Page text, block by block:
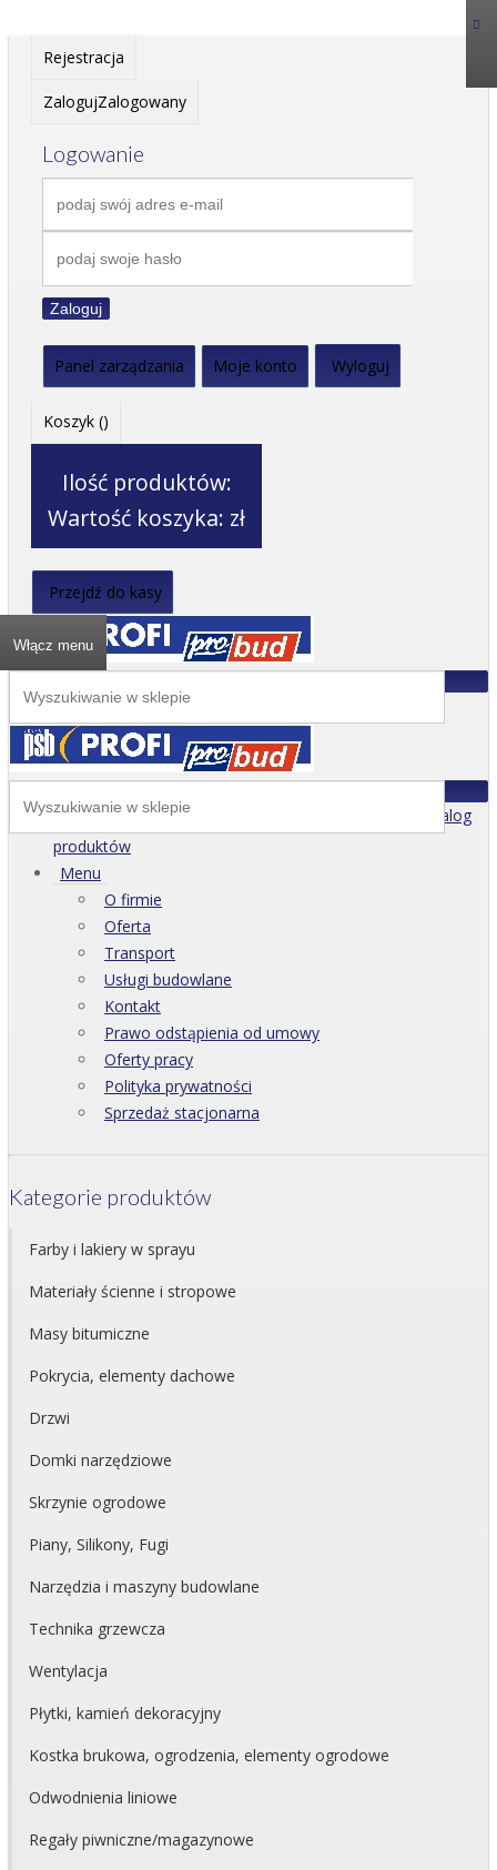
Rejestracja
ZalogujZalogowany
Logowanie
Zaloguj
Panel zarządzania Moje konto Wyloguj
Koszyk ()
Ilość produktów:
Wartość koszyka: zł
Przejdź do kasy
Włącz menu
Katalog
produktów
Menu
O firmie
Oferta
Transport
Usługi budowlane
Kontakt
Prawo odstąpienia od umowy
Oferty pracy
Polityka prywatności
Sprzedaż stacjonarna
Kategorie produktów
Farby i lakiery w sprayu
Materiały ścienne i stropowe
Masy bitumiczne
Pokrycia, elementy dachowe
Drzwi
Domki narzędziowe
Skrzynie ogrodowe
Piany, Silikony, Fugi
Narzędzia i maszyny budowlane
Technika grzewcza
Wentylacja
Płytki, kamień dekoracyjny
Kostka brukowa, ogrodzenia, elementy ogrodowe
Odwodnienia liniowe
Regały piwniczne/magazynowe